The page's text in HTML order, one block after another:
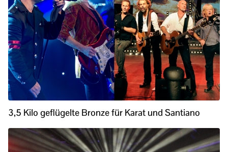
3,5 Kilo geflügelte Bronze für Karat und Santiano